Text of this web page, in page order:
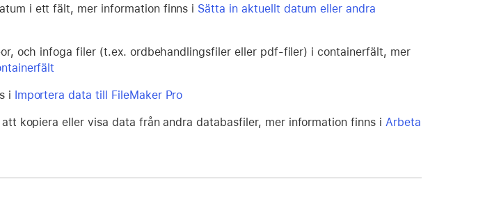
i ett fält, mer information finns i Sätta in aktuellt datum eller andra
och infoga filer (t.ex. ordbehandlingsfiler eller pdf-filer) i containerfält, mer
i Importera data till FileMaker Pro
kopiera eller visa data från andra databasfiler, mer information finns i Arbeta